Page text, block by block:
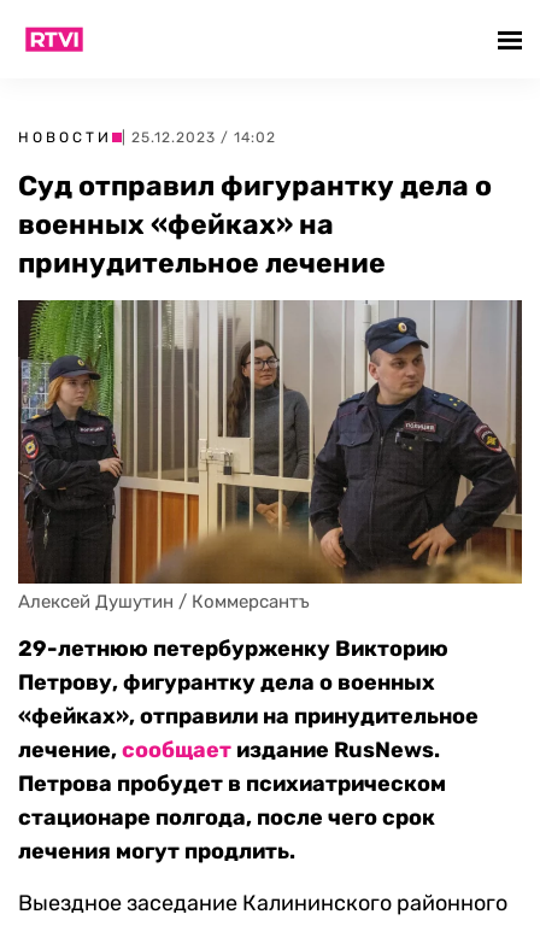
НОВОСТИ | 25.12.2023 / 14:02
Суд отправил фигурантку дела о
военных «фейках» на
принудительное лечение
Алексей Душутин / Коммерсантъ
29-летнюю петербурженку Викторию
Петрову, фигурантку дела о военных
«фейках», отправили на принудительное
лечение,сообщает издание RusNews.
Петрова пробудет в психиатрическом
стационаре полгода, после чего срок
лечения могут продлить.
Выездное заседание Калининского районного